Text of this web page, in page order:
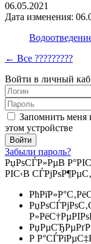
06.05.2021
Дата изменения:
← Все ?????????
Войти в личный
Запомнить меня
этом устройстве
Забыли пароль?
РџРѕСЃР»РµВ
РІС‹В
Р